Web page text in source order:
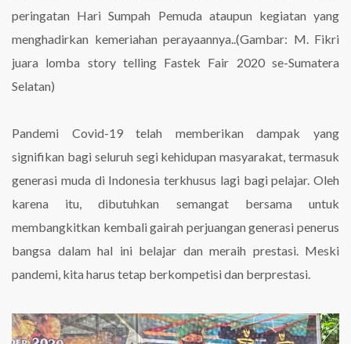
Prestasi
peringatan Hari Sumpah Pemuda ataupun kegiatan yang
menghadirkan kemeriahan perayaannya..(Gambar: M. Fikri
juara lomba story telling Fastek Fair 2020 se-Sumatera
Selatan)
Pandemi Covid-19 telah memberikan dampak yang
signifikan bagi seluruh segi kehidupan masyarakat, termasuk
generasi muda di Indonesia terkhusus lagi bagi pelajar. Oleh
karena itu, dibutuhkan semangat bersama untuk
membangkitkan kembali gairah perjuangan generasi penerus
bangsa dalam hal ini belajar dan meraih prestasi. Meski
pandemi, kita harus tetap berkompetisi dan berprestasi.